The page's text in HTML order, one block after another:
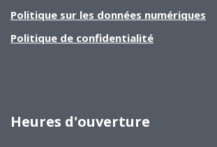
Politique sur les données numériques
Politique de confidentialité
Heures d'ouverture